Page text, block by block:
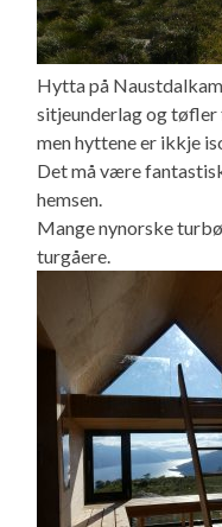
Hytta på
sitjeunderlag og tøfler
men hyttene er ikkje
Det må være
hemsen.
Mange nynorske
turgåere.